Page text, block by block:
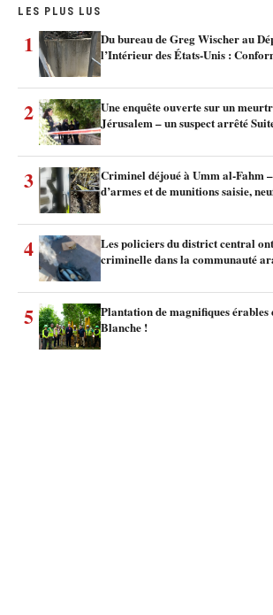
LES PLUS LUS
1
Du bureau de Greg Wischer au
l’Intérieur des États-Unis :
2
Une enquête ouverte sur un
Jérusalem – un suspect arrêté
3
Criminel déjoué à Umm al-Fahm
d’armes et de munitions saisie,
4
Les policiers du district central
criminelle dans la communauté
5
Plantation de magnifiques érables
Blanche !